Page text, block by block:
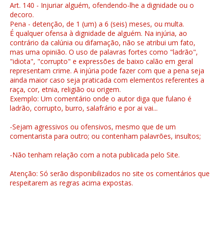
Art. 140 - Injuriar alguém, ofendendo-lhe a dignidade ou o
decoro.
Pena - detenção, de 1 (um) a 6 (seis) meses, ou multa.
É qualquer ofensa à dignidade de alguém. Na injúria, ao
contrário da calúnia ou difamação, não se atribui um fato,
mas uma opinião. O uso de palavras fortes como "ladrão",
"idiota", "corrupto" e expressões de baixo calão em geral
representam crime. A injúria pode fazer com que a pena seja
ainda maior caso seja praticada com elementos referentes a
raça, cor, etnia, religião ou origem.
Exemplo: Um comentário onde o autor diga que fulano é
ladrão, corrupto, burro, salafrário e por ai vai...
-Sejam agressivos ou ofensivos, mesmo que de um
comentarista para outro; ou contenham palavrões, insultos;
-Não tenham relação com a nota publicada pelo Site.
Atenção: Só serão disponibilizados no site os comentários que
respeitarem as regras acima expostas.